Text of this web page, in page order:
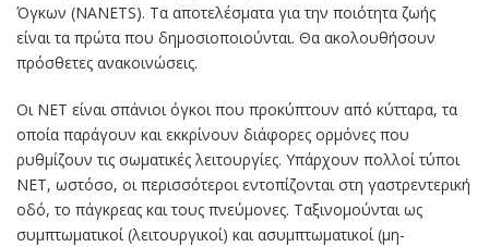
Όγκων (NANETS). Τα αποτελέσματα για την ποιότητα ζωής
είναι τα πρώτα που δημοσιοποιούνται. Θα ακολουθήσουν
πρόσθετες ανακοινώσεις.
Οι ΝΕΤ είναι σπάνιοι όγκοι που προκύπτουν από κύτταρα, τα
οποία παράγουν και εκκρίνουν διάφορες ορμόνες που
ρυθμίζουν τις σωματικές λειτουργίες. Υπάρχουν πολλοί τύποι
ΝΕΤ, ωστόσο, οι περισσότεροι εντοπίζονται στη γαστρεντερική
οδό, το πάγκρεας και τους πνεύμονες. Ταξινομούνται ως
συμπτωματικοί (λειτουργικοί) και ασυμπτωματικοί (μη-